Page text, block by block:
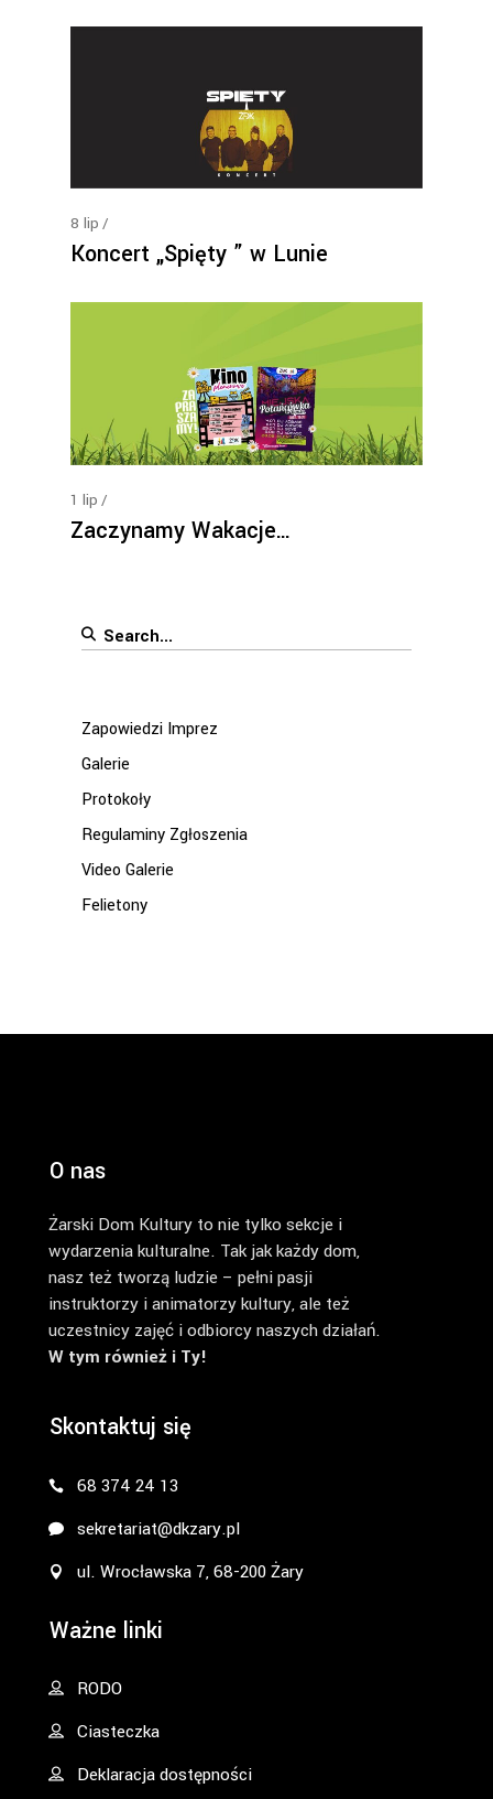
8 lip
Koncert „Spięty ” w Lunie
1 lip
Zaczynamy Wakacje…
Search
Zapowiedzi Imprez
Galerie
Protokoły
Regulaminy Zgłoszenia
Video Galerie
Felietony
O nas
Żarski Dom Kultury to nie tylko sekcje i
wydarzenia kulturalne. Tak jak każdy dom,
nasz też tworzą ludzie – pełni pasji
instruktorzy i animatorzy kultury, ale też
uczestnicy zajęć i odbiorcy naszych działań.
W tym również i Ty!
Skontaktuj się
68 374 24 13
sekretariat@dkzary.pl
ul. Wrocławska 7, 68-200 Żary
Ważne linki
RODO
Ciasteczka
Deklaracja dostępności